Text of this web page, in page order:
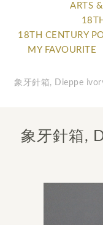
ARTS
18TH CENTURY
MY FAVOURITE
象牙針箱, Dieppe
象牙針箱,